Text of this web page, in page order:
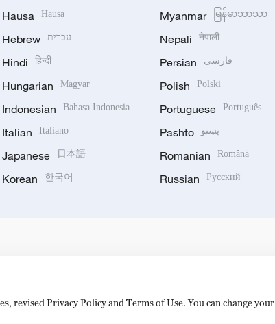
Hausa Hausa
Hebrew עברית
Hindi हिन्दी
Hungarian Magyar
Indonesian Bahasa Indonesia
Italian Italiano
Japanese 日本語
Korean 한국어
Myanmar မြန်မာဘာသာ
Nepali नेपाली
Persian فارسی
Polish Polski
Portuguese Português
Pashto پښتو
Romanian Română
Russian Русский
revised Privacy Policy and Terms of Use. You can change your